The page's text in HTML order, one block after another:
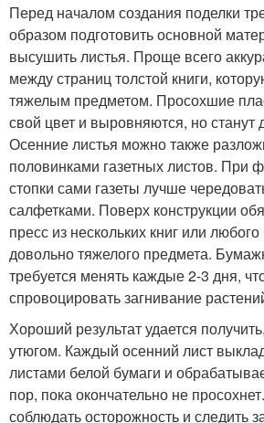
Перед началом создания поделки
образом подготовить основной
высушить листья. Проще всего
между страниц толстой книги,
тяжелым предметом. Просохшие
свой цвет и выровняются, но станут
Осенние листья можно также
половинками газетных листов. При
стопки сами газеты лучше
салфетками. Поверх конструкции
пресс из нескольких книг или
довольно тяжелого предмета.
требуется менять каждые 2-3 дня,
спровоцировать загнивание
Хороший результат удается
утюгом. Каждый осенний лист
листами белой бумаги и
пор, пока окончательно не
соблюдать осторожность и следить